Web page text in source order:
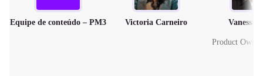
Equipe de conteúdo – PM3 Victoria Carneiro Vanessa
Product